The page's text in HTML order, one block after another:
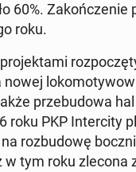
60%. Za­koń­cze­nie
roku.
nowej
prze­bu­do­wa
roku PKP In­ter­ci­ty
roz­bu­do­wę
w tym roku zlecona